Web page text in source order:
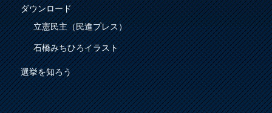
ダウンロード
立憲民主（民進プレス）
石橋みちひろイラスト
選挙を知ろう